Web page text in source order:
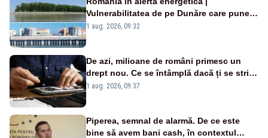
Vulnerabilitatea de pe Dunăre care pune
în pericol Centrala Cernavodă era
1 aug. 2026, 09:32
De azi, milioane de români primesc un
drept nou. Ce se întâmplă dacă ți se strică
un produs
1 aug. 2026, 09:37
Piperea, semnal de alarmă. De ce este
bine să avem bani cash, în contextul